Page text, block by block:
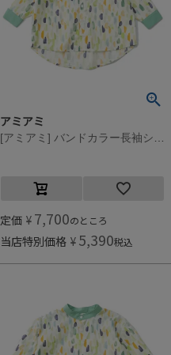
アミアミ
定価 ¥ 7,700のところ
当店特別価格 ¥ 5,390税込